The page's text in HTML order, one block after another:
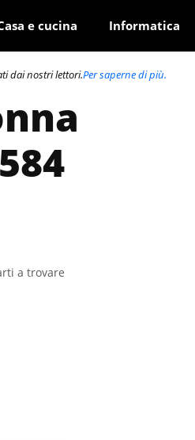
e cucina Informatica
dai nostri lettori.Per saperne di più.
a trovare